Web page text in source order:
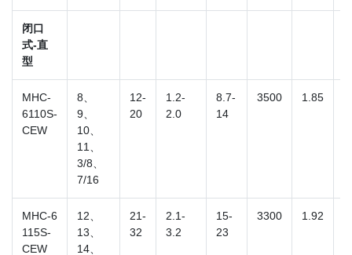
闭口
式-直
型
MHC-
6110S-
CEW
8、
9、
10、
11、
3/8、
7/16
12-
20
1.2-
2.0
8.7-
14
3500 1.85
MHC-6
115S-
CEW
12、
13、
14、
21-
32
2.1-
3.2
15-
23
3300 1.92